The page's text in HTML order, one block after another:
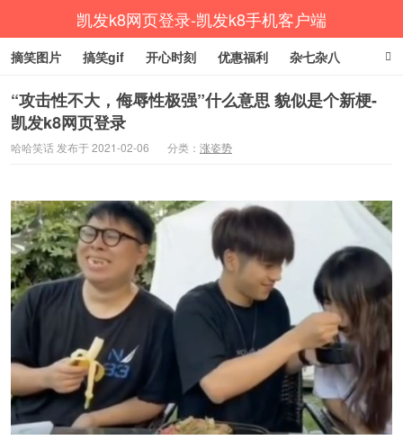
凯发k8网页登录-凯发k8手机客户端
摘笑图片 搞笑gif 开心时刻 优惠福利 杂七杂八
生活健康 涨姿势
“攻击性不大，侮辱性极强”什么意思 貌似是个新梗-
凯发k8网页登录
哈哈笑话 发布于 2021-02-06 分类： 涨姿势